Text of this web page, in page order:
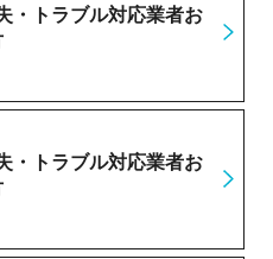
・トラブル対応業者お
・トラブル対応業者お